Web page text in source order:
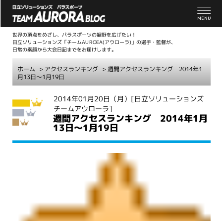
世界の頂点をめざし、パラスポーツの裾野を広げたい！
日立ソリューションズ「チームAUROEA(アウローラ)」の選手・監督が、
日常の素顔から大会日記までをお届けします。
ホーム > アクセスランキング > 週間アクセスランキング 2014年1
月13日～1月19日
2014年01月20日（月） [日立ソリューションズ
チームアウローラ]
週間アクセスランキング 2014年1月
13日～1月19日